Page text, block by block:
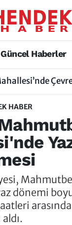
Güncel Haberler
Çevre
HABER
dönemi
Reklam Servisi
Eczaneler
Yoğunluk